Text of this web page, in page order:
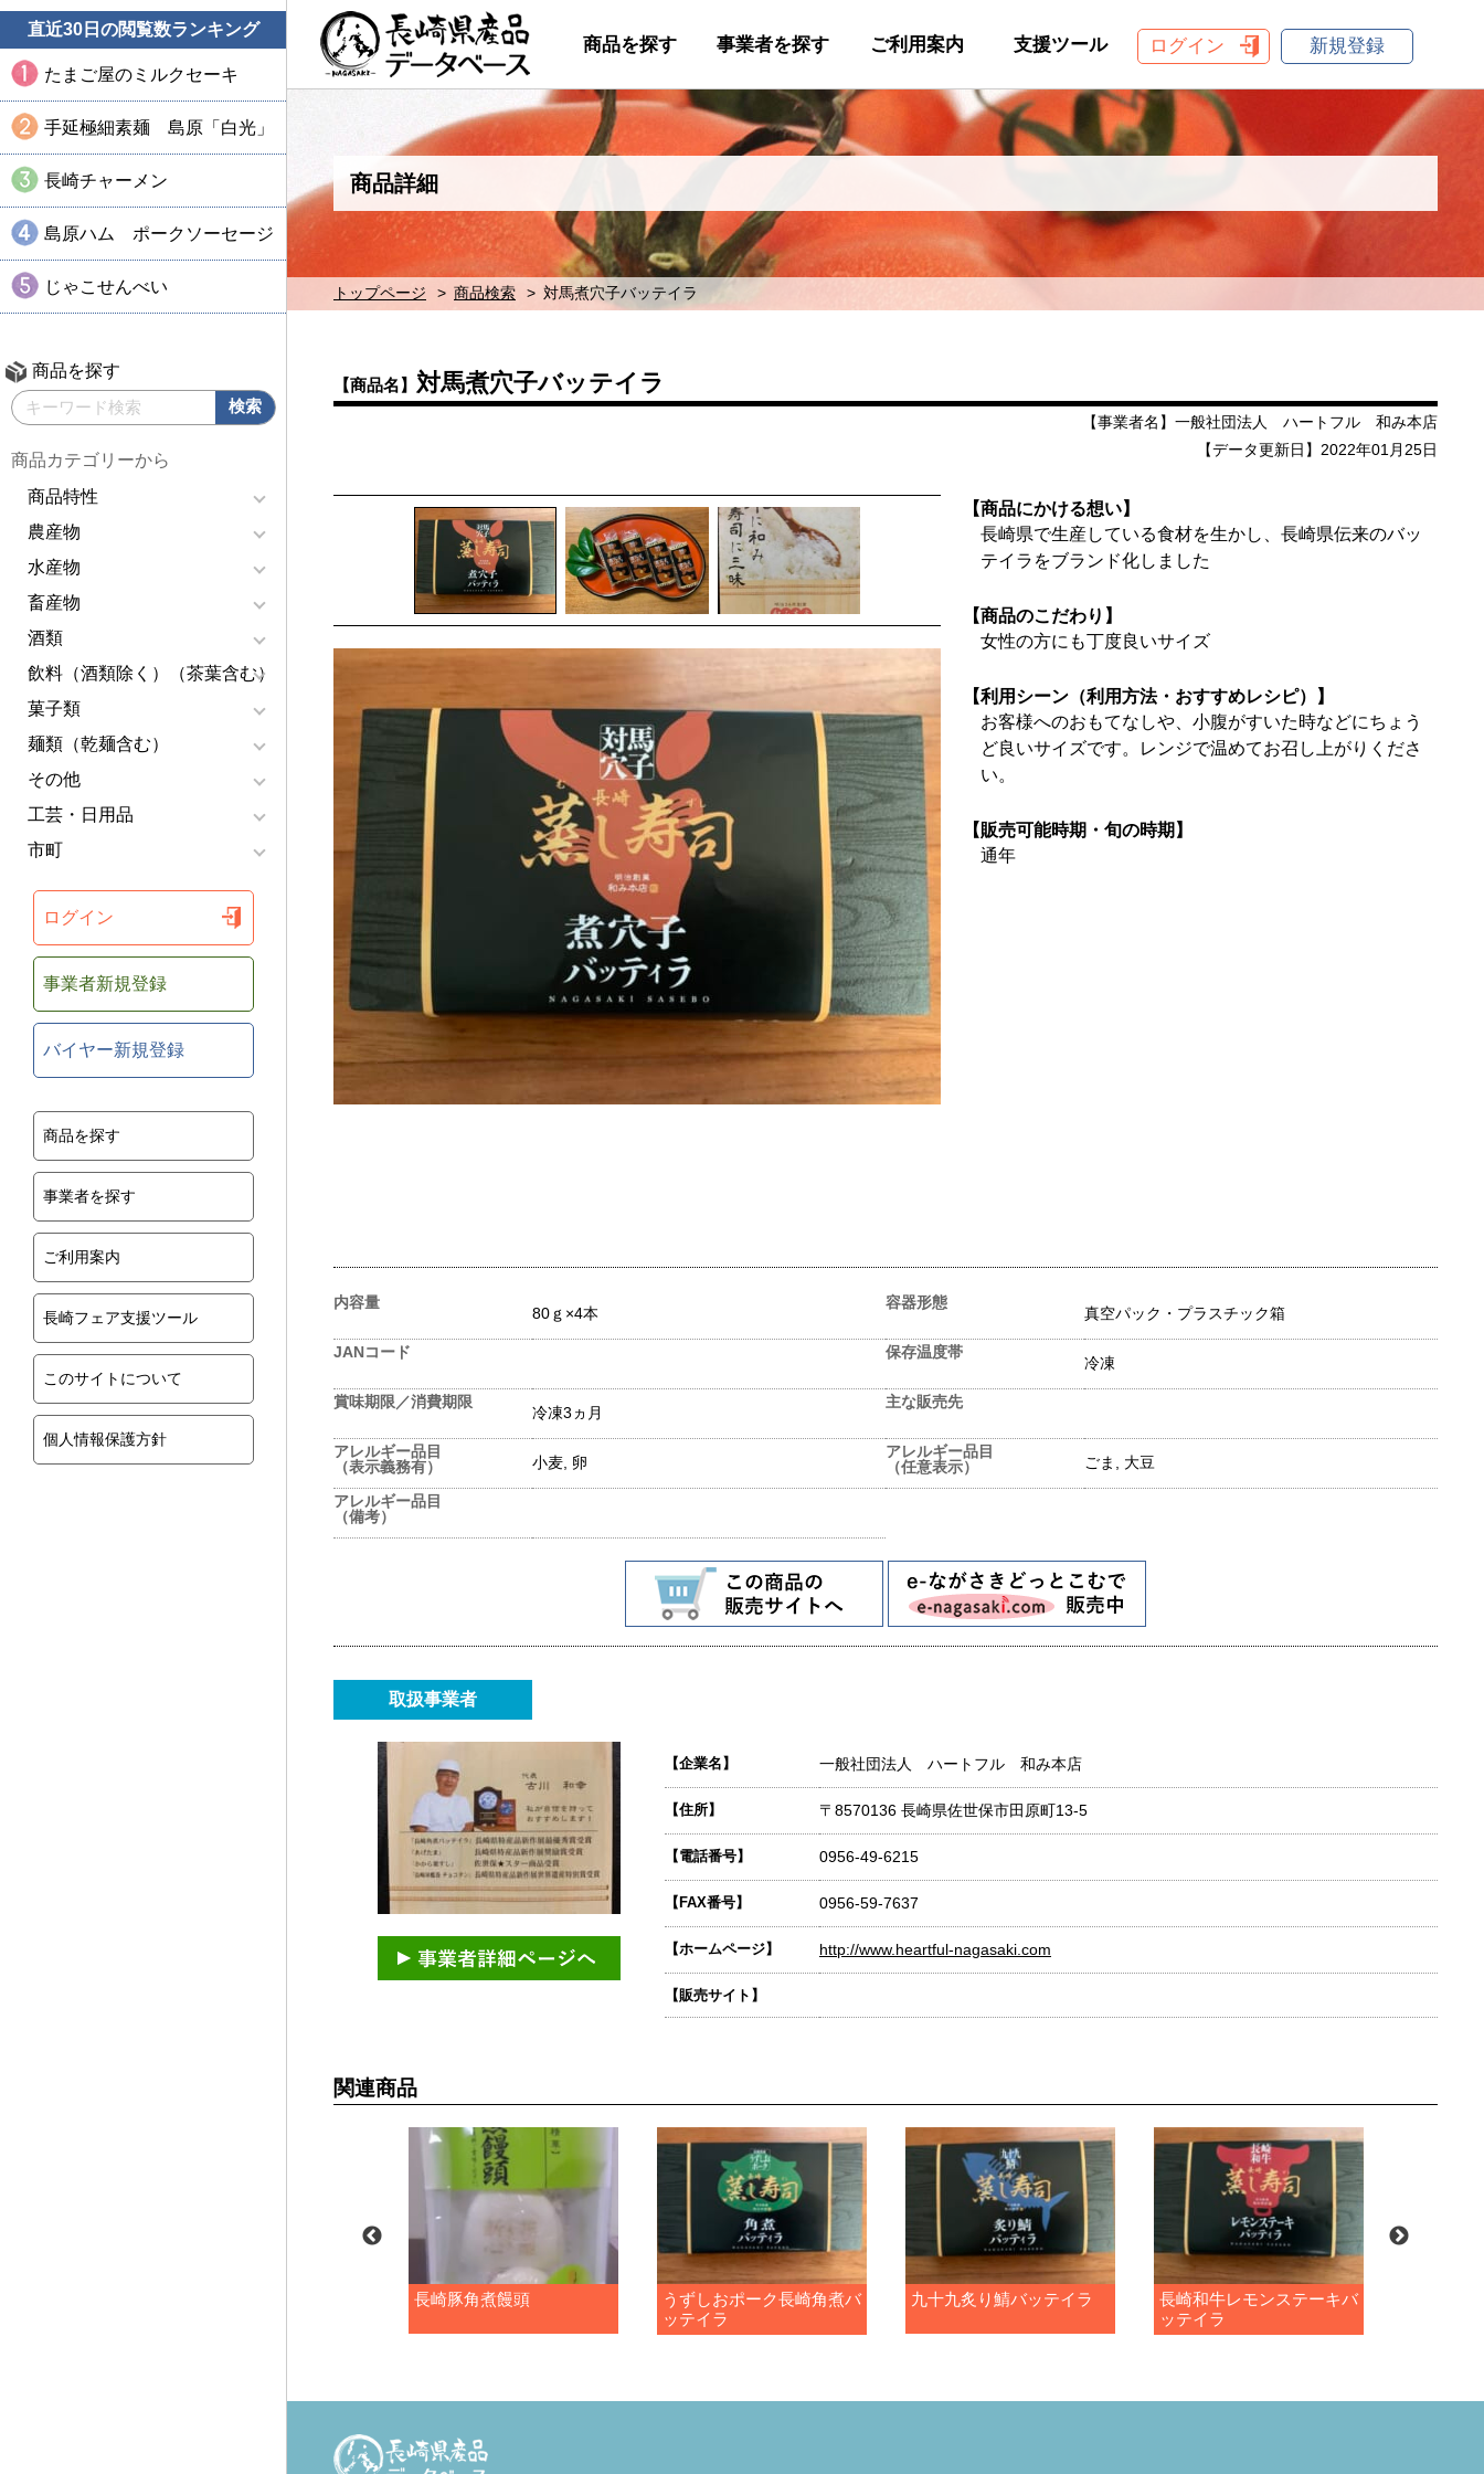
直近30日の閲覧数ランキング
たまご屋のミルクセーキ
手延極細素麺 島原「白光」
長崎チャーメン
島原ハム ポークソーセージ
じゃこせんべい
商品を探す
商品カテゴリーから
商品特性
農産物
水産物
畜産物
酒類
飲料（酒類除く）（茶葉含む）
菓子類
麺類（乾麺含む）
その他
工芸・日用品
市町
ログイン
事業者新規登録
バイヤー新規登録
商品を探す
事業者を探す
ご利用案内
長崎フェア支援ツール
このサイトについて
個人情報保護方針
商品を探す 事業者を探す ご利用案内 支援ツール ログイン 新規登録
商品詳細
トップページ 商品検索 対馬煮穴子バッテイラ
【商品名】 対馬煮穴子バッテイラ
【事業者名】一般社団法人 ハートフル 和み本店
【データ更新日】2022年01月25日
【商品にかける想い】
長崎県で生産している食材を生かし、長崎県伝来のバッ
テイラをブランド化しました
【商品のこだわり】
女性の方にも丁度良いサイズ
【利用シーン（利用方法・おすすめレシピ）】
お客様へのおもてなしや、小腹がすいた時などにちょう
ど良いサイズです。レンジで温めてお召し上がりくださ
い。
【販売可能時期・旬の時期】
通年
内容量
80ｇ×4本
容器形態
真空パック・プラスチック箱
JANコード 保存温度帯
冷凍
賞味期限／消費期限
冷凍3ヵ月
主な販売先
アレルギー品目
（表示義務有）
小麦, 卵
アレルギー品目
（任意表示）
ごま, 大豆
アレルギー品目
（備考）
取扱事業者
【企業名】 一般社団法人 ハートフル 和み本店
【住所】 〒8570136 長崎県佐世保市田原町13-5
【電話番号】 0956-49-6215
【FAX番号】 0956-59-7637
【ホームページ】 http://www.heartful-nagasaki.com
【販売サイト】
関連商品
長崎豚角煮饅頭
うずしおポーク長崎角煮バ
ッテイラ
九十九炙り鯖バッテイラ
長崎和牛レモンステーキバ
ッテイラ